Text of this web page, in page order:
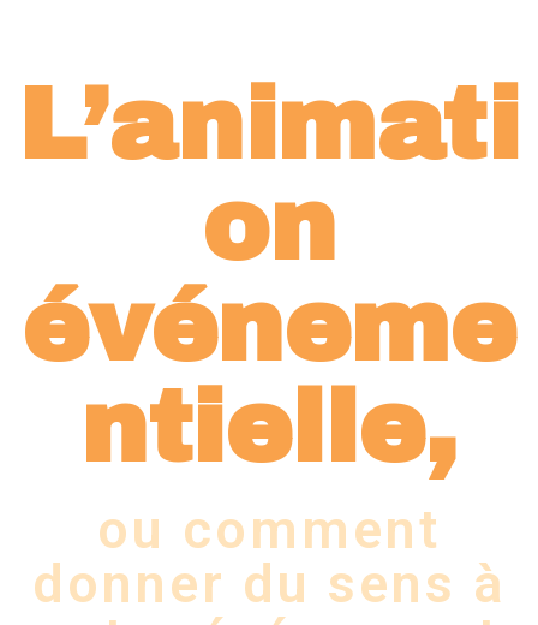
L’animati
on
événeme
ntielle,
ou comment
donner du sens à